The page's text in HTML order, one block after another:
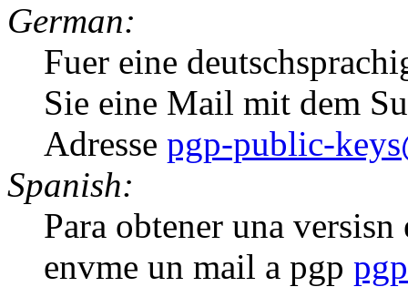
German:
Fuer eine
Sie eine Mail mit dem
Adresse pgp-public-
Spanish:
Para obtener una
envme un mail a pgp